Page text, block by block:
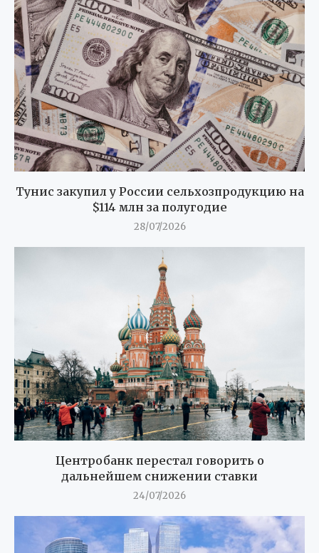
Тунис закупил у России сельхозпродукцию на
$114 млн за полугодие
28/07/2026
Центробанк перестал говорить о
дальнейшем снижении ставки
24/07/2026